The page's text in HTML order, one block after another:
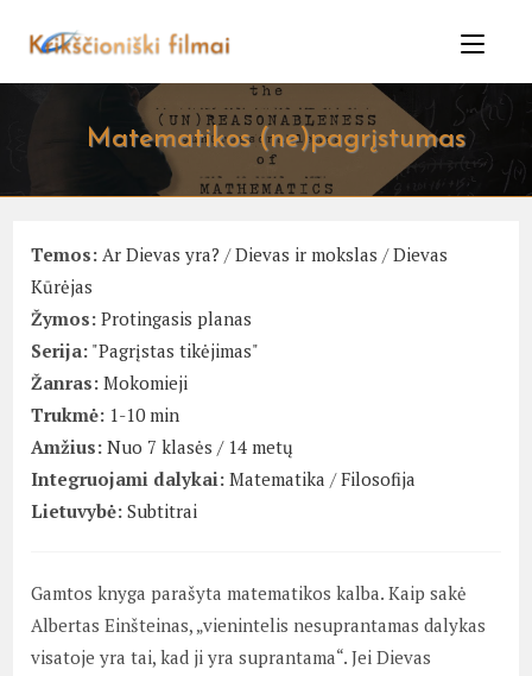
Matematikos (ne)pagrįstumas
Temos: Ar Dievas yra? /Dievas ir mokslas /Dievas
Kūrėjas
Žymos: Protingasis planas
Serija: "Pagrįstas tikėjimas"
Žanras: Mokomieji
Trukmė: 1-10 min
Amžius: Nuo 7 klasės / 14 metų
Integruojami dalykai: Matematika /Filosofija
Lietuvybė: Subtitrai
Gamtos knyga parašyta matematikos kalba. Kaip sakė
Albertas Einšteinas, „vienintelis nesuprantamas dalykas
visatoje yra tai, kad ji yra suprantama“. Jei Dievas